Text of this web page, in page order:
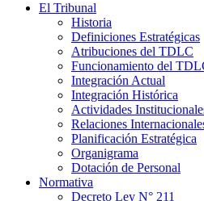
El Tribunal
Historia
Definiciones Estratégicas
Atribuciones del TDLC
Funcionamiento del
Integración Actual
Integración Histórica
Actividades
Relaciones
Planificación Estratégica
Organigrama
Dotación de Personal
Normativa
Decreto Ley N° 211